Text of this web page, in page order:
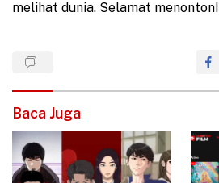
melihat dunia. Selamat menonton!
Baca Juga